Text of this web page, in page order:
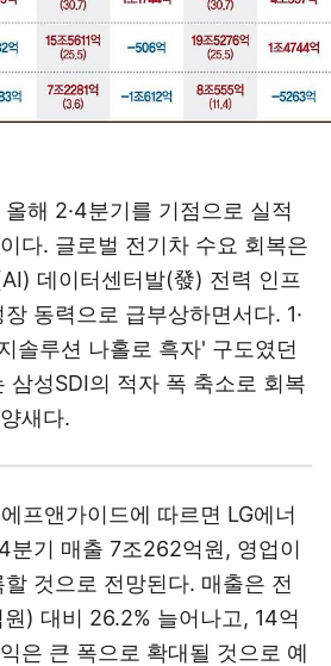
해 2·4분기를 기점으로 실적
다. 글로벌 전기차 수요 회복은
데이터센터발(發) 전력 인프
동력으로 급부상하면서다. 1·
솔루션 나홀로 흑자' 구도였던
삼성SDI의 적자 폭 축소로 회복
새다.
프앤가이드에 따르면 LG에너
분기 매출 7조262억원, 영업이
것으로 전망된다. 매출은 전
) 대비 26.2% 늘어나고, 14억
은 큰 폭으로 확대될 것으로 예